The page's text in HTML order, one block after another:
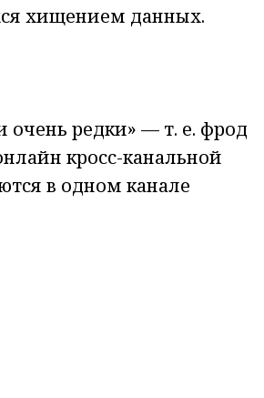
хищением данных.
очень редки» — т. е. фрод
кросс-канальной
в одном канале